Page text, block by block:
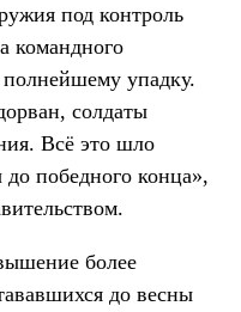
под контроль
командного
упадку.
солдаты
Всё это шло
победного конца»,
более
до весны